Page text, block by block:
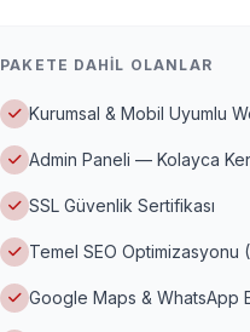
PAKETE DAHIL OLANLAR
Kurumsal & Mobil Uyumlu
Admin Paneli — Kolayca
SSL Güvenlik Sertifikası
Temel SEO Optimizasyonu
Google Maps & WhatsApp